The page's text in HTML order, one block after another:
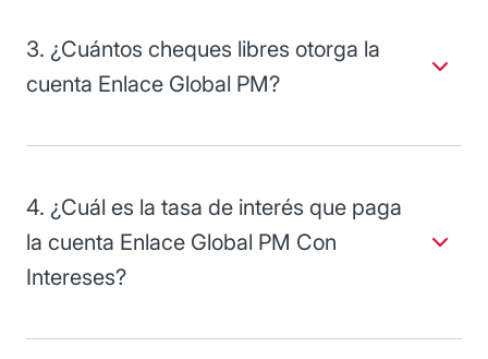
3. ¿Cuántos cheques libres otorga la
cuenta Enlace Global PM?
4. ¿Cuál es la tasa de interés que paga
la cuenta Enlace Global PM Con
Intereses?